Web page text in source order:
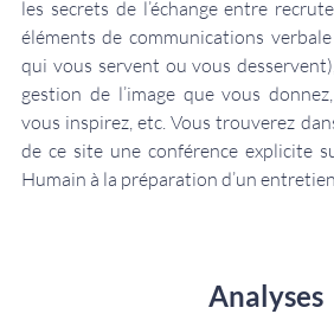
les secrets de l’échange entre
éléments de communications
qui vous servent ou vous
gestion de l’image que vous
vous inspirez, etc. Vous trouverez
de ce site une conférence explicite
Humain à la préparation d’un
Analyses